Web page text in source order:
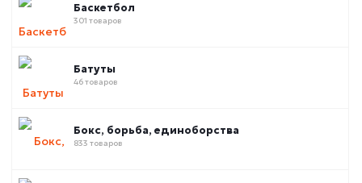
Баскетбол
301 товаров
Батуты
46 товаров
Бокс, борьба, единоборства
833 товаров